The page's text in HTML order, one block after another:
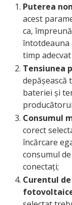
Puterea
acest
ca,
întotdeauna
timp
Tensiunea
depășească
bateriei și
Consumul
corect
încărcare
consumul
conectați;
Curentul